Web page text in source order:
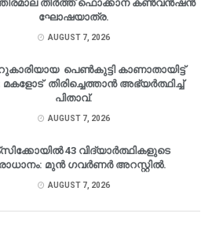
തീർത്ത് ഫൊക്കാന കൺവൻഷൻ
ഘോഷയാത്ര.
AUGUST 7, 2026
പെൺകുട്ടി കാണാതായിട്ട്
മകളോട് തിരിച്ചെത്താൻ അഭ്യർത്ഥിച്ച്
പിതാവ്.
AUGUST 7, 2026
43 വിദ്യാർത്ഥികളുടെ
മുൻ ഗവർണർ അറസ്റ്റിൽ.
AUGUST 7, 2026